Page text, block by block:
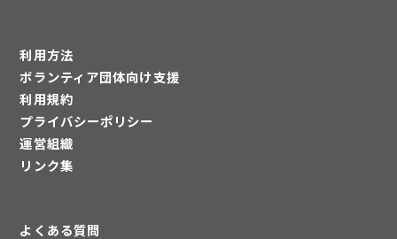
利用方法
ボランティア団体向け支援
利用規約
プライバシーポリシー
運営組織
リンク集
よくある質問